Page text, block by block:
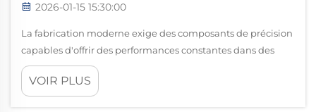
2026-01-15 15:30:00
La fabrication moderne exige des composants de précision
capables d'offrir des performances constantes dans des
conditions de fonctionnement difficiles. Les roulements sur
rail linéaire représentent une avancée essentielle dans la
VOIR PLUS